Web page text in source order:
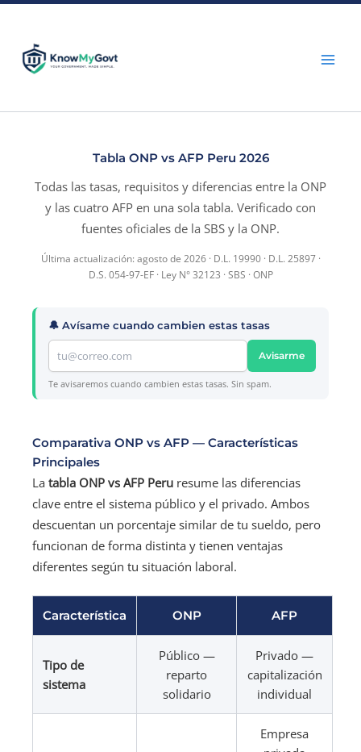
content
Tabla ONP vs AFP Peru 2026
Todas las tasas, requisitos y diferencias entre la ONP
y las cuatro AFP en una sola tabla. Verificado con
fuentes oficiales de la SBS y la ONP.
Última actualización: agosto de 2026 · D.L. 19990 · D.L. 25897 ·
D.S. 054-97-EF · Ley N° 32123 · SBS · ONP
🔔 Avísame cuando cambien estas tasas
Avisarme
Te avisaremos cuando cambien estas tasas. Sin spam.
Comparativa ONP vs AFP — Características
Principales
La tabla ONP vs AFP Peru resume las diferencias
clave entre el sistema público y el privado. Ambos
descuentan un porcentaje similar de tu sueldo, pero
funcionan de forma distinta y tienen ventajas
diferentes según tu situación laboral.
Característica ONP AFP
Tipo de
sistema
Público —
reparto
solidario
Privado —
capitalización
individual
Empresa